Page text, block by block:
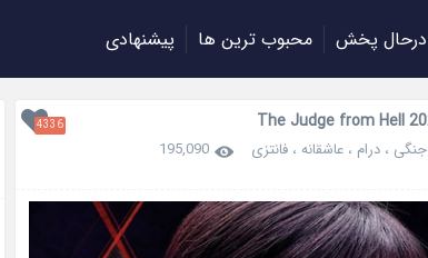
درحال پخش محبوب ترین ها پیشنهادی
4336
جنگی ، درام ، عاشقانه ، فانتزی
195,090